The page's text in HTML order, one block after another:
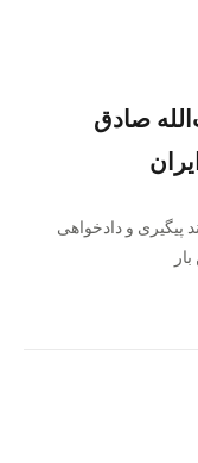
صادق
پیگیری و دادخواهی